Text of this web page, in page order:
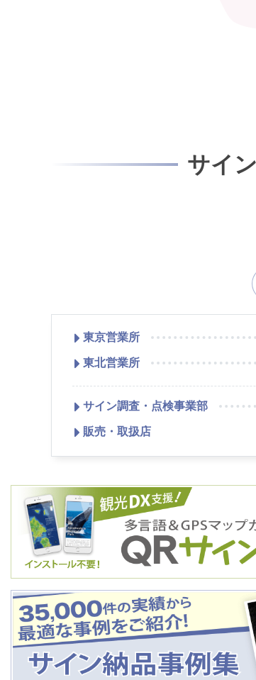
サイ
東京営業所
東北営業所
サイン調査・点検事業部
販売・取扱店